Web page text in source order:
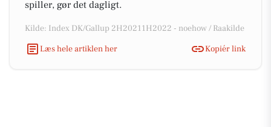
spiller, gør det dagligt.
Kilde: Index DK/Gallup 2H20211H2022 - noehow / Raakilde
Læs hele artiklen her
Kopiér link